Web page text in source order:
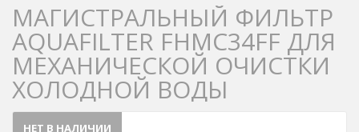
МАГИСТРАЛЬНЫЙ ФИЛЬТР
AQUAFILTER FHMC34FF ДЛЯ
МЕХАНИЧЕСКОЙ ОЧИСТКИ
ХОЛОДНОЙ ВОДЫ
НЕТ В НАЛИЧИИ